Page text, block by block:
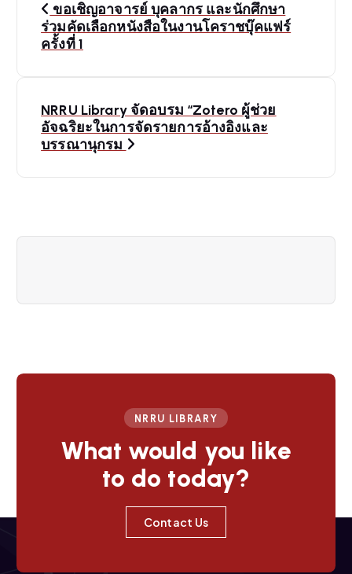
v
g
t
ขอเชิญอาจารย์ บุคลากร และนักศึกษา
ร่วมคัดเลือกหนังสือในงานโคราชบุ๊คแฟร์
ครั้งที่ 1
NRRU Library จัดอบรม “Zotero ผู้ช่วย
อัจฉริยะในการจัดรายการอ้างอิงและ
บรรณานุกรม
NRRU LIBRARY
What would you like
to do today?
Contact Us